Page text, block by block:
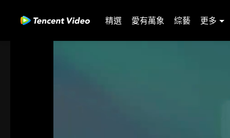
精選 愛有萬象 綜藝 更多